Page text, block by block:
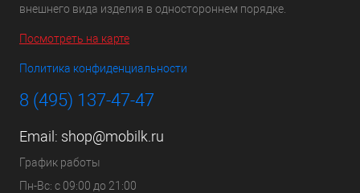
внешнего вида изделия в одностороннем порядке.
Посмотреть на карте
Политика конфиденциальности
8 (495) 137-47-47
Email: shop@mobilk.ru
График работы
Пн-Вс: с 09:00 до 21:00